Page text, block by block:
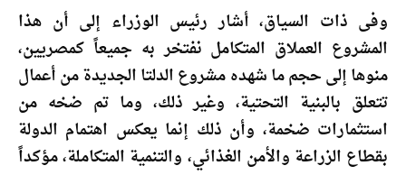
وفى ذات السياق، أشار رئيس الوزراء إلى أن هذا
المشروع العملاق المتكامل نفتخر به جميعاً كمصريين،
منوها إلى حجم ما شهده مشروع الدلتا الجديدة من أعمال
تتعلق بالبنية التحتية، وغير ذلك، وما تم ضخه من
استثمارات ضخمة، وأن ذلك إنما يعكس اهتمام الدولة
بقطاع الزراعة والأمن الغذائي، والتنمية المتكاملة، مؤكداً